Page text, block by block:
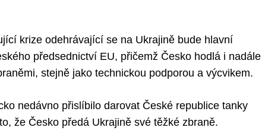
krize odehrávající se na Ukrajině bude hlavní
předsednictví EU, přičemž Česko hodlá i nadále
stejně jako technickou podporou a výcvikem.
nedávno přislíbilo darovat České republice tanky
že Česko předá Ukrajině své těžké zbraně.